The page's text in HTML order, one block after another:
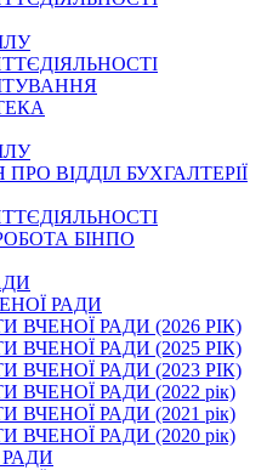
ВІДДІЛ БУХГАЛТЕРІЇ
БІНПО
РАДИ
ВЧЕНОЇ РАДИ (2026 РІК)
ВЧЕНОЇ РАДИ (2025 РІК)
ВЧЕНОЇ РАДИ (2023 РІК)
ВЧЕНОЇ РАДИ (2022 рік)
ВЧЕНОЇ РАДИ (2021 рік)
ВЧЕНОЇ РАДИ (2020 рік)